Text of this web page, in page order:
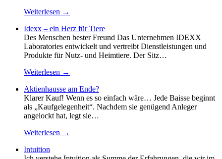
Weiterlesen →
Idexx – ein Herz für Tiere
Des Menschen bester Freund Das Unternehmen IDEXX
Laboratories entwickelt und vertreibt Dienstleistungen und
Produkte für Nutz- und Heimtiere. Der Sitz…
Weiterlesen →
Aktienhausse am Ende?
Klarer Kauf! Wenn es so einfach wäre… Jede Baisse beginnt
als „Kaufgelegenheit“. Nachdem sie genügend Anleger
angelockt hat, legt sie…
Weiterlesen →
Intuition